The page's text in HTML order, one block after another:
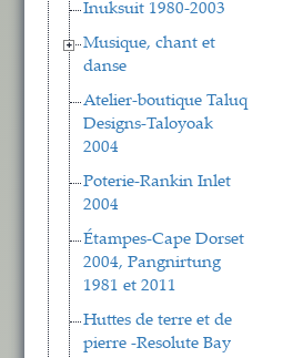
Inuksuit 1980-2003
Musique, chant et
danse
Atelier-boutique Taluq
Designs-Taloyoak
2004
Poterie-Rankin Inlet
2004
Étampes-Cape Dorset
2004, Pangnirtung
1981 et 2011
Huttes de terre et de
pierre -Resolute Bay